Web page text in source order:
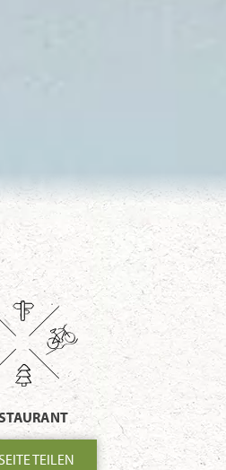
TEILEN